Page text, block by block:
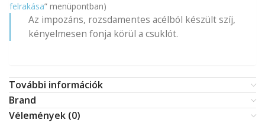
felrakása” menüpontban)
Az impozáns, rozsdamentes acélból készült szíj,
kényelmesen fonja körül a csuklót.
További információk
Brand
Vélemények (0)